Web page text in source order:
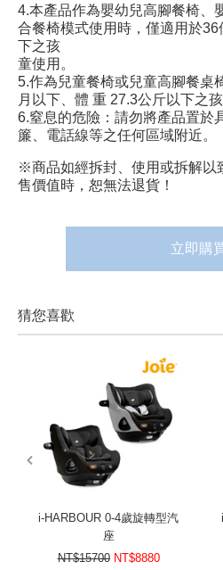
4.本產品作為嬰幼兒高腳餐椅、
合餐椅模式使用時，僅適用於
下之孩
童使用。
5.作為兒童餐椅或兒童高腳餐桌
月以下、體 重 27.3公斤以下之孩
6.窒息的危險：請勿將產品置於
簾、電話線等之任何區域附近。
※商品如經拆封、使用或拆解以
售價值時，恕無法退貨！
立即購
猜您喜歡
i-HARBOUR 0-4歲旋轉型汽
座
NT$15700 NT$8880
prev